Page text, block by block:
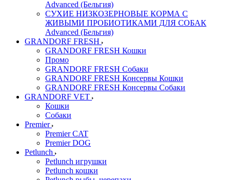
Advanced (Бельгия)
СУХИЕ НИЗКОЗЕРНОВЫЕ КОРМА С
ЖИВЫМИ ПРОБИОТИКАМИ ДЛЯ СОБАК
Advanced (Бельгия)
GRANDORF FRESH
GRANDORF FRESH Кошки
Промо
GRANDORF FRESH Собаки
GRANDORF FRESH Консервы Кошки
GRANDORF FRESH Консервы Собаки
GRANDORF VET
Кошки
Собаки
Premier
Premier CAT
Premier DOG
Petlunch
Petlunch игрушки
Petlunch кошки